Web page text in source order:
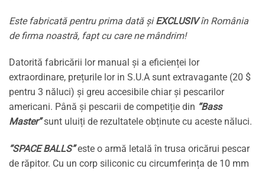
Este fabricată pentru prima dată șiEXCLUSIVîn România
de firma noastră, fapt cu care ne mândrim!
Datorită fabricării lor manual și a eficienței lor
extraordinare, prețurile lor in S.U.A sunt extravagante (20 $
pentru 3 năluci) și greu accesibile chiar și pescarilor
americani. Până și pescarii de competiție din “Bass
Master”sunt uluiți de rezultatele obținute cu aceste năluci.
“SPACE BALLS”este o armă letală în trusa oricărui pescar
de răpitor. Cu un corp siliconic cu circumferința de 10 mm